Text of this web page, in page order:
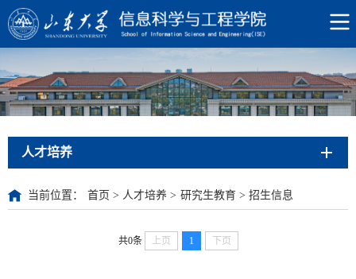
人才培养
当前位置： 首页 > 人才培养 > 研究生教育 > 招生信息
共0条 上页 1 下页